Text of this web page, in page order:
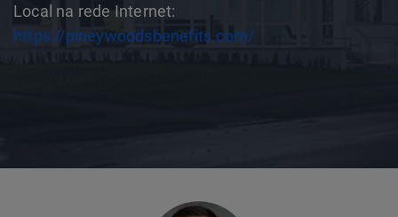
Local na rede Internet:
https://pineywoodsbenefits.com/